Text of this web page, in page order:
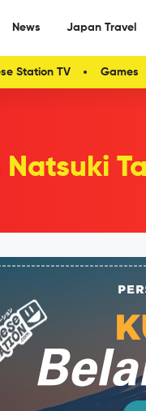
News Japan Travel
Station TV Games
Natsuki